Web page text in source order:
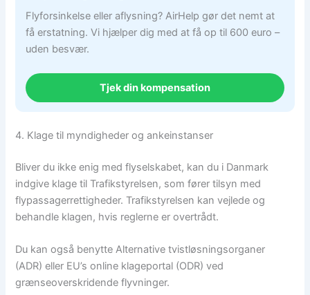
Flyforsinkelse eller aflysning? AirHelp gør det nemt at
få erstatning. Vi hjælper dig med at få op til 600 euro –
uden besvær.
Tjek din kompensation
4. Klage til myndigheder og ankeinstanser
Bliver du ikke enig med flyselskabet, kan du i Danmark
indgive klage til Trafikstyrelsen, som fører tilsyn med
flypassagerrettigheder. Trafikstyrelsen kan vejlede og
behandle klagen, hvis reglerne er overtrådt.
Du kan også benytte Alternative tvistløsningsorganer
(ADR) eller EU’s online klageportal (ODR) ved
grænseoverskridende flyvninger.